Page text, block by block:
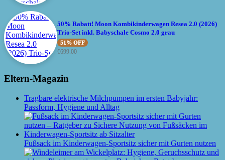
50% Rabatt! Moon Kombikinderwagen Resea 2.0 (2026)
Trio-Set inkl. Babyschale Cosmo 2.0 grau
51% OFF
€699.00
Eltern-Magazin
Tragbare elektrische Milchpumpen im ersten Babyjahr:
Passform, Hygiene und Alltag
Fußsack im Kinderwagen-Sportsitz sicher mit Gurten nutzen